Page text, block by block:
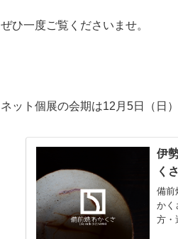
ぜひ一度ご覧くださいませ。
ネット個展の会期は12月5日（日）
伊
くさ
備前
かく
方・